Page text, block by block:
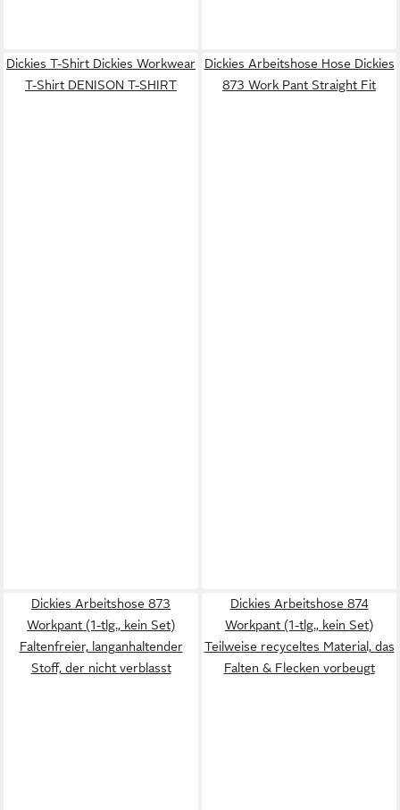
Dickies T-Shirt Dickies Workwear
T-Shirt DENISON T-SHIRT
Dickies Arbeitshose Hose Dickies
873 Work Pant Straight Fit
Dickies Arbeitshose 873
Workpant (1-tlg., kein Set)
Faltenfreier, langanhaltender
Stoff, der nicht verblasst
Dickies Arbeitshose 874
Workpant (1-tlg., kein Set)
Teilweise recyceltes Material, das
Falten & Flecken vorbeugt